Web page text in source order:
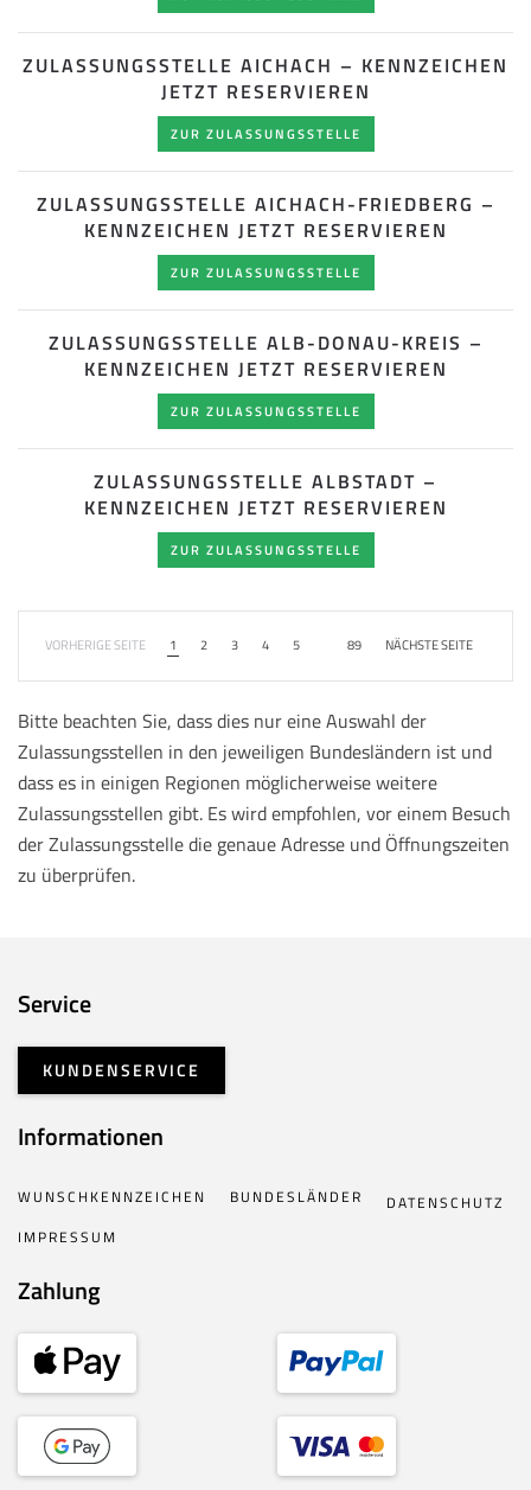
ZULASSUNGSSTELLE AICHACH – KENNZEICHEN
JETZT RESERVIEREN
ZUR ZULASSUNGSSTELLE
ZULASSUNGSSTELLE AICHACH-FRIEDBERG –
KENNZEICHEN JETZT RESERVIEREN
ZUR ZULASSUNGSSTELLE
ZULASSUNGSSTELLE ALB-DONAU-KREIS –
KENNZEICHEN JETZT RESERVIEREN
ZUR ZULASSUNGSSTELLE
ZULASSUNGSSTELLE ALBSTADT –
KENNZEICHEN JETZT RESERVIEREN
ZUR ZULASSUNGSSTELLE
VORHERIGE SEITE 1 2 3 4 5 89 NÄCHSTE SEITE
Bitte beachten Sie, dass dies nur eine Auswahl der
Zulassungsstellen in den jeweiligen Bundesländern ist und
dass es in einigen Regionen möglicherweise weitere
Zulassungsstellen gibt. Es wird empfohlen, vor einem Besuch
der Zulassungsstelle die genaue Adresse und Öffnungszeiten
zu überprüfen.
Service
KUNDENSERVICE
Informationen
WUNSCHKENNZEICHEN BUNDESLÄNDER
DATENSCHUTZ
IMPRESSUM
Zahlung